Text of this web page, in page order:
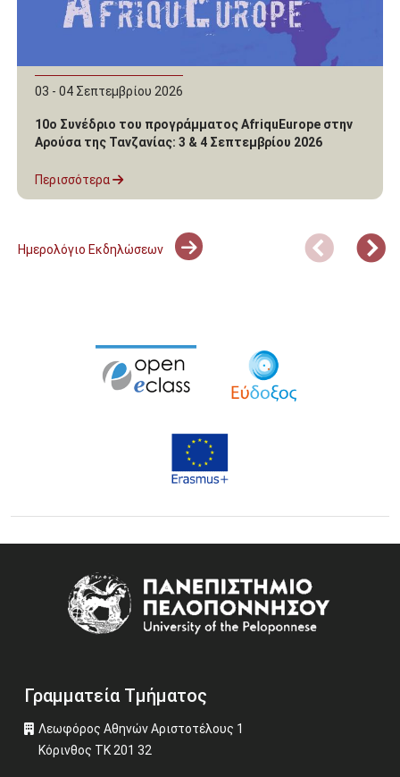
03 - 04 Σεπτεμβρίου 2026
10ο Συνέδριο του προγράμματος AfriquEurope στην
Αρούσα της Τανζανίας: 3 & 4 Σεπτεμβρίου 2026
Περισσότερα
Ημερολόγιο Εκδηλώσεων
Γραμματεία Τμήματος
Λεωφόρος Αθηνών Αριστοτέλους 1
Κόρινθος ΤΚ 201 32